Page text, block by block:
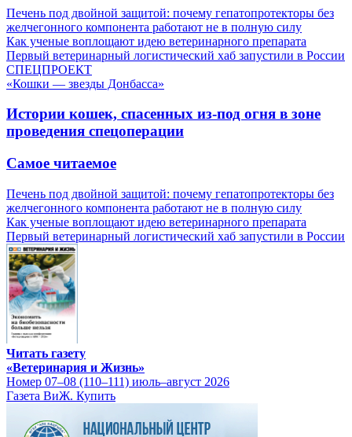
Печень под двойной защитой: почему гепатопротекторы без
желчегонного компонента работают не в полную силу
Как ученые воплощают идею ветеринарного препарата
Первый ветеринарный логистический хаб запустили в России
СПЕЦПРОЕКТ
«Кошки — звезды Донбасса»
Истории кошек, спасенных из-под огня в зоне
проведения спецоперации
Самое читаемое
Печень под двойной защитой: почему гепатопротекторы без
желчегонного компонента работают не в полную силу
Как ученые воплощают идею ветеринарного препарата
Первый ветеринарный логистический хаб запустили в России
Читать газету
«Ветеринария и Жизнь»
Номер 07–08 (110–111) июль–август 2026
Газета ВиЖ. Купить